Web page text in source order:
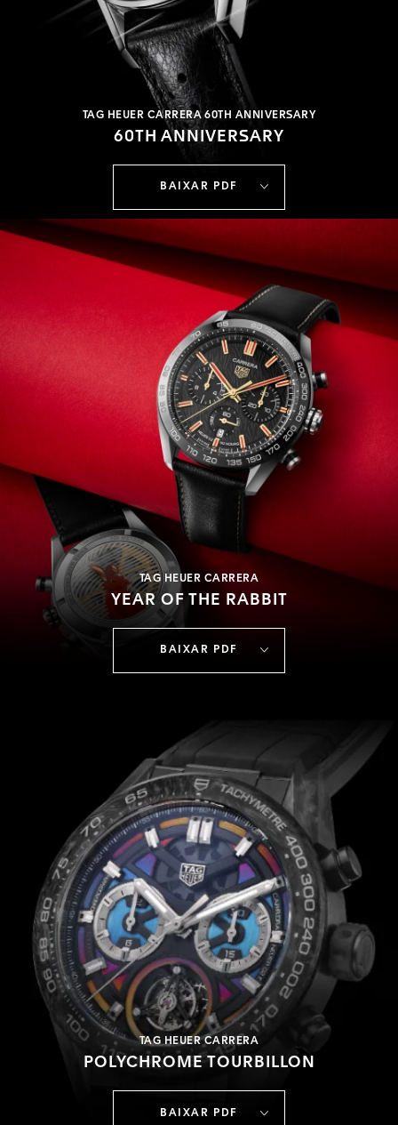
TAG HEUER CARRERA 60TH ANNIVERSARY
60TH ANNIVERSARY
BAIXAR PDF
TAG HEUER CARRERA
YEAR OF THE RABBIT
BAIXAR PDF
TAG HEUER CARRERA
POLYCHROME TOURBILLON
BAIXAR PDF